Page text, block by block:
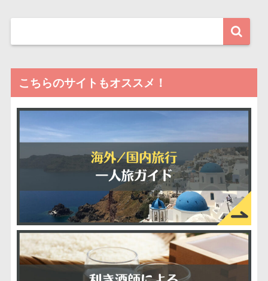
こちらのサイトもオススメ！